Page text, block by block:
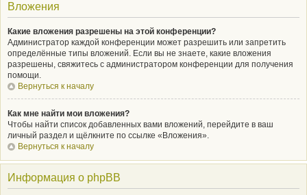
Вложения
Какие вложения разрешены на этой конференции?
Администратор каждой конференции может разрешить или запретить
определённые типы вложений. Если вы не знаете, какие вложения
разрешены, свяжитесь с администратором конференции для получения
помощи.
Вернуться к началу
Как мне найти мои вложения?
Чтобы найти список добавленных вами вложений, перейдите в ваш
личный раздел и щёлкните по ссылке «Вложения».
Вернуться к началу
Информация о phpBB